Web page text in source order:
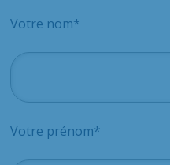
Votre nom*
Votre prénom*